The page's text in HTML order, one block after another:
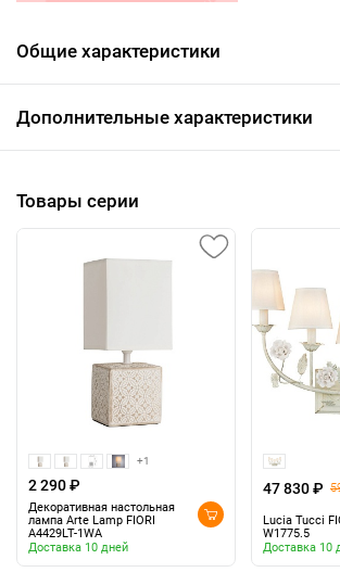
Общие характеристики
Дополнительные характеристики
Товары серии
+1
2 290 ₽
Декоративная настольная
лампа Arte Lamp FIORI
A4429LT-1WA
Доставка 10 дней
47 830 ₽
Lucia Tucci
W1775.5
Доставка 10